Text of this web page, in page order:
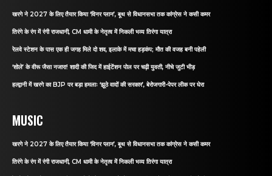
खरगे ने 2027 के लिए तैयार किया ‘विनर प्लान’, बूथ से विधानसभा तक कांग्रेस ने कसी कमर
तिरंगे के रंग में रंगी राजधानी, CM धामी के नेतृत्व में निकली भव्य तिरंगा यात्रा
रेलवे स्टेशन के पास एक ही जगह मिले दो शव, इलाके में मचा हड़कंप; मौत की वजह बनी पहेली
‘शोले’ के वीरू जैसा नजारा! शादी की जिद में हाईटेंशन पोल पर चढ़ी युवती, नीचे जुटी भीड़
हल्द्वानी में खरगे का BJP पर बड़ा हमलाः ‘झूठे वादों की सरकार’, बेरोजगारी-पेपर लीक पर घेरा
MUSIC
खरगे ने 2027 के लिए तैयार किया ‘विनर प्लान’, बूथ से विधानसभा तक कांग्रेस ने कसी कमर
तिरंगे के रंग में रंगी राजधानी, CM धामी के नेतृत्व में निकली भव्य तिरंगा यात्रा